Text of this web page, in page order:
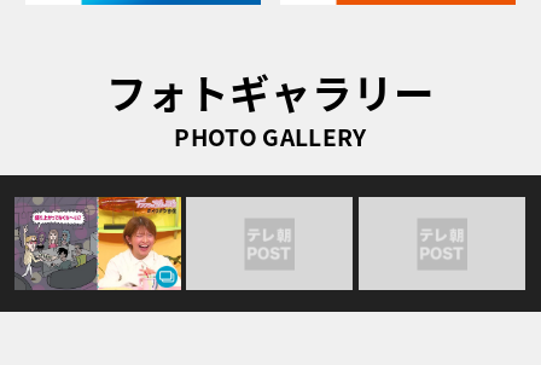
フォトギャラリー
PHOTO GALLERY